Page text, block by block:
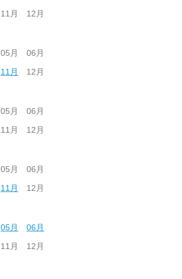
11月 12月
05月
06月
11月 12月
05月
06月
11月 12月
05月
06月
11月 12月
05月
06月
11月 12月